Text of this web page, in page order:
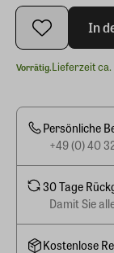
In
Vorrätig.Lieferzeit ca.
Persönliche
+49 (0) 40
30 Tage
Damit Sie
Kostenlose